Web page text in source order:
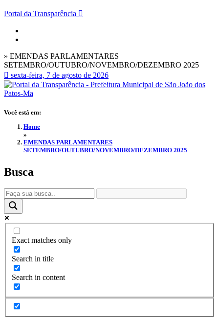
Portal da Transparência
» EMENDAS PARLAMENTARES
SETEMBRO/OUTUBRO/NOVEMBRO/DEZEMBRO 2025
sexta-feira, 7 de agosto de 2026
Você está em:
Home
»
EMENDAS PARLAMENTARES
SETEMBRO/OUTUBRO/NOVEMBRO/DEZEMBRO 2025
Busca
Exact matches only
Search in title
Search in content